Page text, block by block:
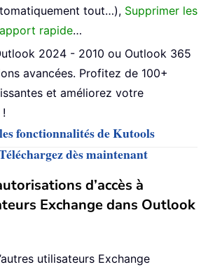
tout…), Supprimer les
rapide…
2024 - 2010 ou Outlook 365
avancées. Profitez de 100+
et améliorez votre
fonctionnalités de Kutools
dès maintenant
d’accès à
Exchange dans Outlook
utilisateurs Exchange